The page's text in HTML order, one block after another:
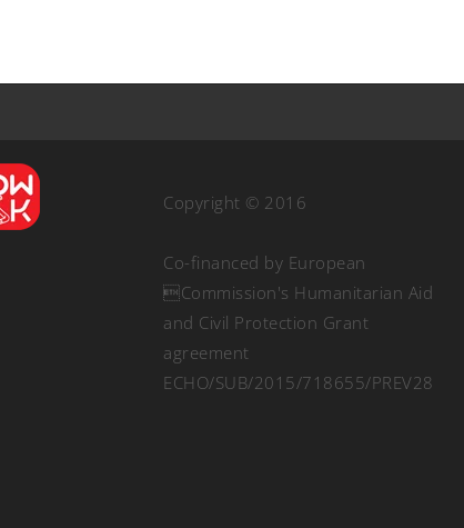
Copyright © 2016
Co-financed by European
Commission's Humanitarian Aid
and Civil Protection Grant
agreement
ECHO/SUB/2015/718655/PREV28